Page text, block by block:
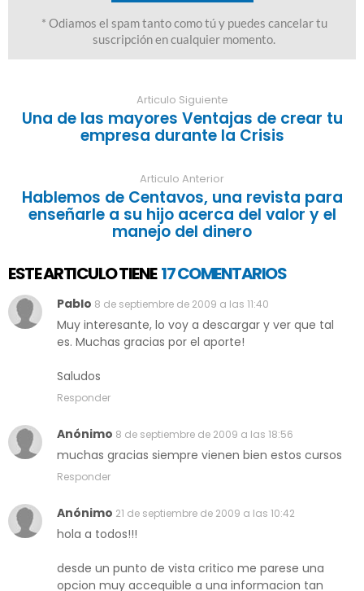
Articulo Siguiente
Una de las mayores Ventajas de crear tu
empresa durante la Crisis
Articulo Anterior
Hablemos de Centavos, una revista para
enseñarle a su hijo acerca del valor y el
manejo del dinero
ESTE ARTICULO TIENE 17 COMENTARIOS
Pablo 8 de septiembre de 2009 a las 11:40
Muy interesante, lo voy a descargar y ver que tal
es. Muchas gracias por el aporte!
Saludos
Responder
Anónimo 8 de septiembre de 2009 a las 18:56
muchas gracias siempre vienen bien estos cursos
Responder
Anónimo 21 de septiembre de 2009 a las 10:42
hola a todos!!!
desde un punto de vista critico me parese una
opcion muy accequible a una informacion tan